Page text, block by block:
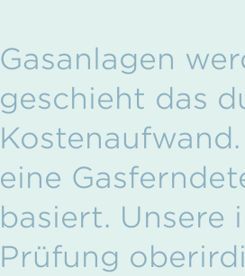
Gasanlagen
geschieht das
eine
basiert. Unsere
Prüfung